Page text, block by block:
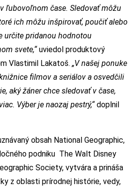
ľubovoľnom čase. Sledovať môžu
ich môžu inšpirovať, poučiť alebo
určite pridanou hodnotou
svete,“uviedol produktový
Vlastimil Lakatoš. „V našej ponuke
filmov a seriálov a osvedčili
aký žáner chce sledovať v čase,
Výber je naozaj pestrý,“doplnil
obsah National Geographic,
podniku The Walt Disney
Society, vytvára a prináša
z oblasti prírodnej histórie, vedy,